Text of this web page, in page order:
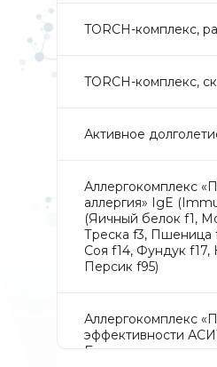
TORCH-комплекс,
TORCH-комплекс,
Активное
Аллергокомплекс
аллергия» IgE
(Яичный белок f1,
Треска f3, Пшеница
Соя f14, Фундук f17,
Персик f95)
Аллергокомплекс
эффективности
Букоцветные